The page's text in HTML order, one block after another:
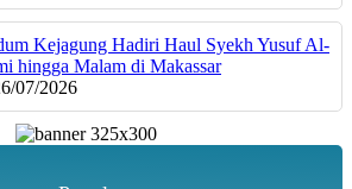
Kejagung Hadiri Haul Syekh Yusuf Al-
hingga Malam di Makassar
07/2026